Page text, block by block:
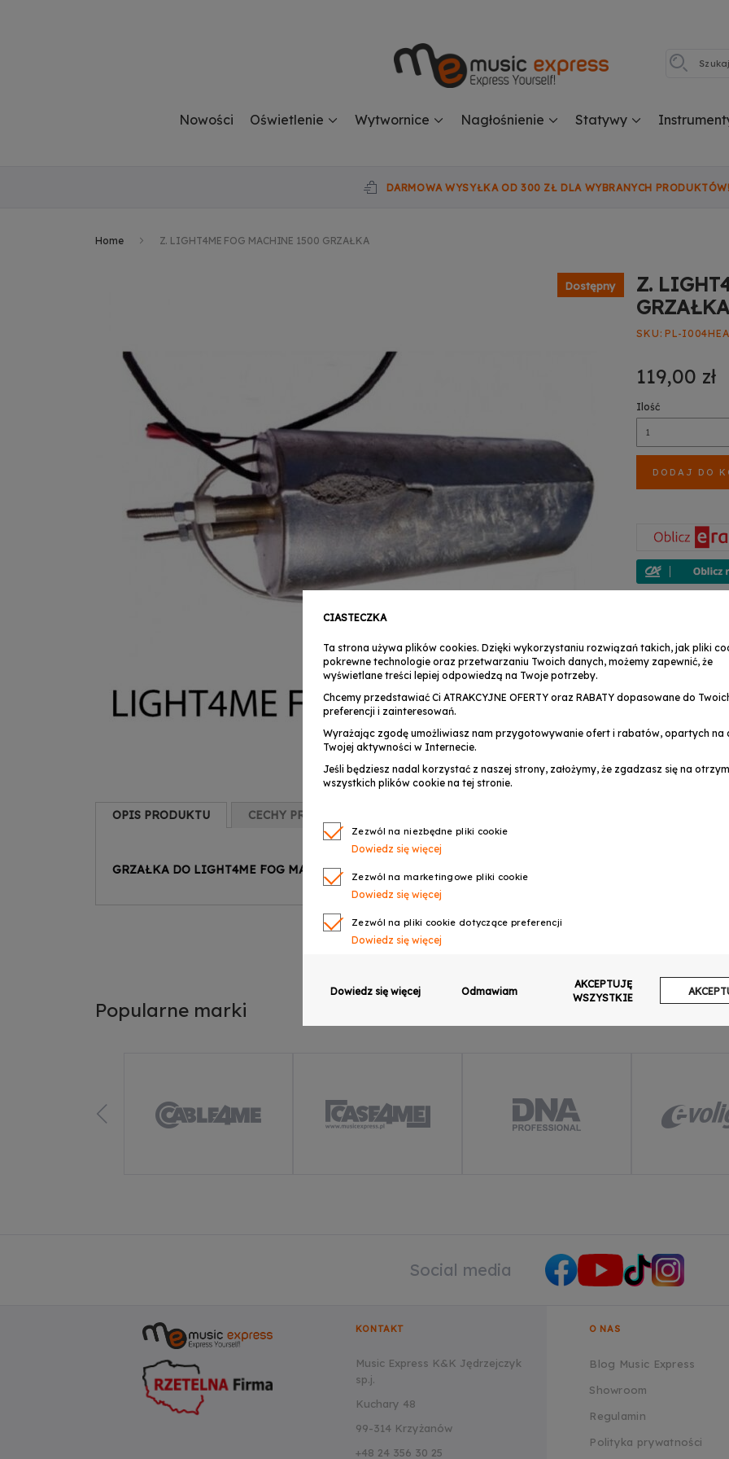
Nowości Oświetlenie Wytwornice Nagłośnienie Statywy
DARMOWA WYSYŁKA OD 300 ZŁ DLA WYBRANYCH PRODUKTÓW!
Home Z. LIGHT4ME FOG MACHINE 1500 GRZAŁKA
Dostępny
Z.
SKU PL-
119,00 zł
Ilość
DODAJ DO
+48 (24) 356 30
TEL : +48 503 158
OPIS PRODUKTU
GRZAŁKA DO LIGHT4ME FOG MACHINE 1500
CECHY PRODUKTU
Popularne marki
Social media
KONTAKT
Music Express K&K Jędrzejczyk
sp.j.
Kuchary 48
99-314 Krzyżanów
+48 24 356 30 25
O NAS
Blog Music Express
Showroom
Regulamin
Polityka prywatności
CIASTECZKA
Ta strona używa plików cookies. Dzięki wykorzystaniu rozwiązań takich, jak pliki
pokrewne technologie oraz przetwarzaniu Twoich danych, możemy zapewnić, że
wyświetlane treści lepiej odpowiedzą na Twoje potrzeby.
Chcemy przedstawiać Ci ATRAKCYJNE OFERTY oraz RABATY dopasowane do
preferencji i zainteresowań.
Wyrażając zgodę umożliwiasz nam przygotowywanie ofert i rabatów, opartych na
Twojej aktywności w Internecie.
Jeśli będziesz nadal korzystać z naszej strony, założymy, że zgadzasz się na
wszystkich plików cookie na tej stronie.
Zezwól na niezbędne pliki cookie
Dowiedz się więcej
Zezwól na marketingowe pliki cookie
Dowiedz się więcej
Zezwól na pliki cookie dotyczące preferencji
Dowiedz się więcej
Dowiedz się więcej
Dowiedz się więcej Odmawiam
AKCEPTUJĘ
WSZYSTKIE